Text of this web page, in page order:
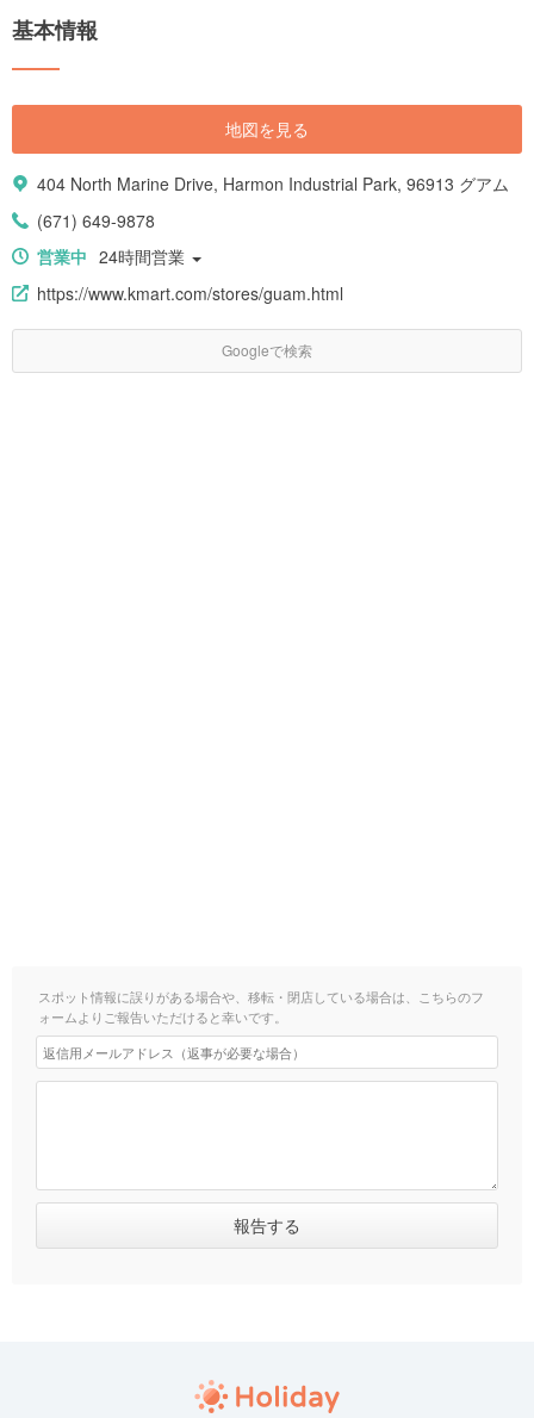
鼓もいいですね。初めての人も、リピーターも楽しめる盛りだくさんの魅
基本情報
地図を見る
404 North Marine Drive, Harmon Industrial Park, 96913 グアム
(671) 649-9878
営業中 24時間営業
https://www.kmart.com/stores/guam.html
Googleで検索
スポット情報に誤りがある場合や、移転・閉店している場合は、こちらのフ
ォームよりご報告いただけると幸いです。